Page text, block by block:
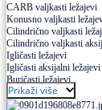
CARB valjkasti ležajevi
Konusno valjkasti
Cilindrično valjkasti
Cilindrično valjkasti
Igličasti ležajevi
Igličasti aksijalni ležajevi
Buričasti ležajevi
Buričasti zaptiveni ležajevi
Buričasti aksijalni
Prikaži više